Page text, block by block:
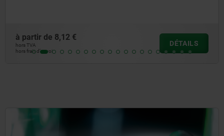
à partir de 8,12 €
hors TVA
hors frais d’envoi
DÉTAILS